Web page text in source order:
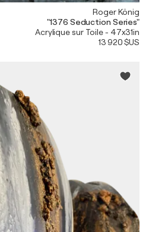
Roger König
"1376 Seduction Series"
Acrylique sur Toile - 47x31in
13 920 $US